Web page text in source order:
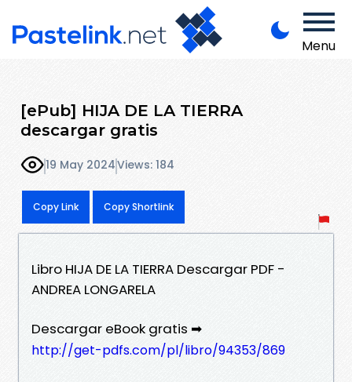
Menu
[ePub] HIJA DE LA TIERRA
descargar gratis
19 May 2024Views: 184
Copy Link Copy Shortlink
Libro HIJA DE LA TIERRA Descargar PDF -
ANDREA LONGARELA
Descargar eBook gratis ➡
http://get-pdfs.com/pl/libro/94353/869